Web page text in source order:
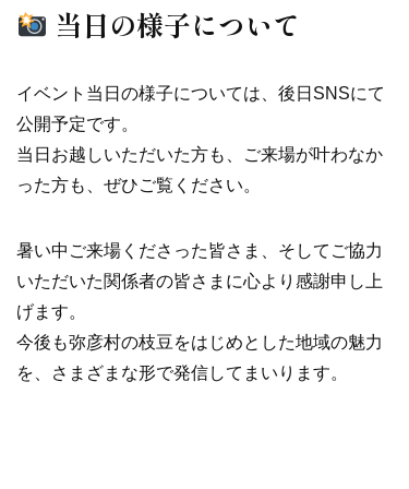
当日の様子について
イベント当日の様子については、後日SNSにて
公開予定です。
当日お越しいただいた方も、ご来場が叶わなか
った方も、ぜひご覧ください。
暑い中ご来場くださった皆さま、そしてご協力
いただいた関係者の皆さまに心より感謝申し上
げます。
今後も弥彦村の枝豆をはじめとした地域の魅力
を、さまざまな形で発信してまいります。